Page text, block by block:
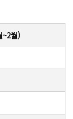
~2월)